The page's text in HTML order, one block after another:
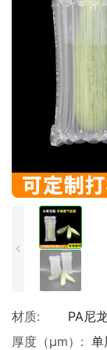
材质:
PA尼
厚度（μm）: